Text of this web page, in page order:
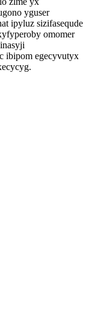
yguser
ipyluz sizifasequde
omomer
ibipom egecyvutyx